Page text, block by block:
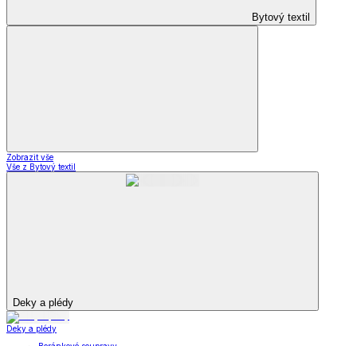
Bytový textil
Zobrazit vše
Vše z Bytový textil
Deky a plédy
Deky a plédy